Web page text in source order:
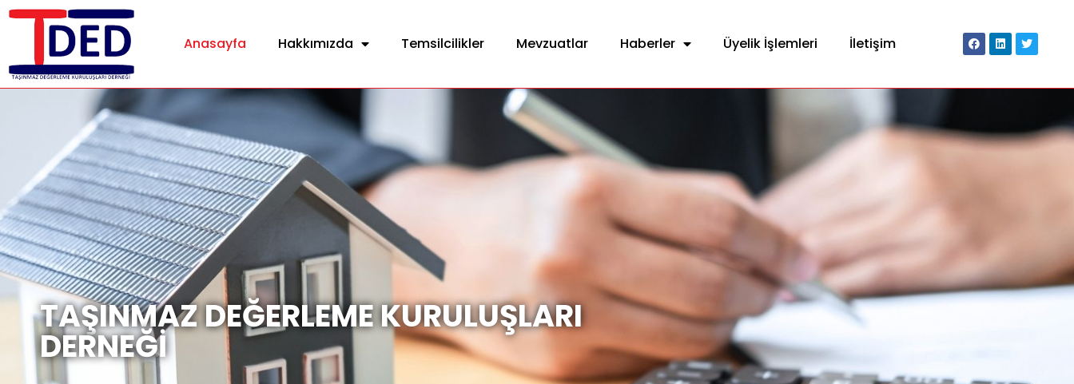
Anasayfa Hakkımızda Temsilcilikler Mevzuatlar Haberler Üyelik İşlemleri İletişim
TAŞINMAZ DEĞERLEME KURULUŞLARI
DERNEĞİ